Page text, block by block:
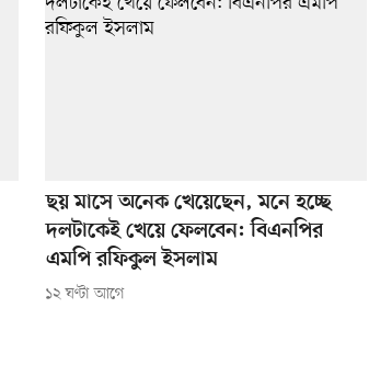
ছয় মাসে অনেক খেয়েছেন, মনে হচ্ছে
দলটাকেই খেয়ে ফেলবেন: বিএনপির
এমপি রফিকুল ইসলাম
১২ ঘণ্টা আগে